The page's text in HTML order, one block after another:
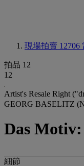
現場拍賣 12706
拍品 12
12
Artist's Resale Right
GEORG BASELITZ
Das Motiv:
細節